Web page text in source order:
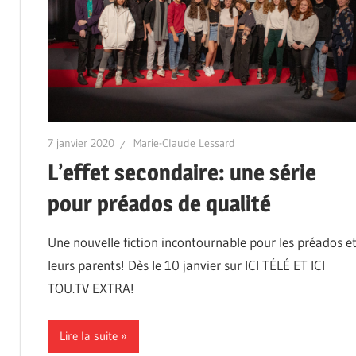
7 janvier 2020 Marie-Claude Lessard
L’effet secondaire: une série
pour préados de qualité
Une nouvelle fiction incontournable pour les préados et
leurs parents! Dès le 10 janvier sur ICI TÉLÉ ET ICI
TOU.TV EXTRA!
Lire la suite